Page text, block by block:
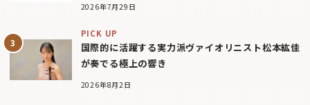
2026年7月29日
PICK UP
国際的に活躍する実力派ヴァイオリニスト松本紘佳
が奏でる極上の響き
2026年8月2日